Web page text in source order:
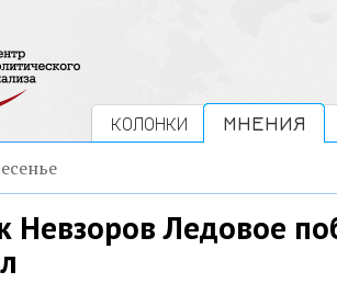
КОЛОНКИ МНЕНИЯ
Невзоров Ледовое